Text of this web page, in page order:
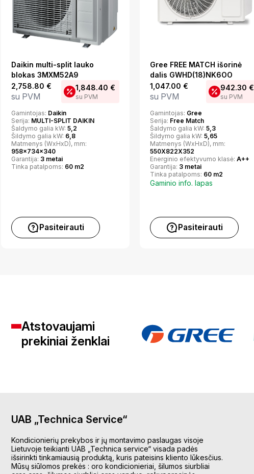
Daikin multi-split lauko
blokas 3MXM52A9
2,758.80 €
su PVM
1,848.40 €
su PVM
Gamintojas: Daikin
Serija: MULTI-SPLIT DAIKIN
Šaldymo galia kW: 5,2
Šildymo galia kW: 6,8
Matmenys (WxHxD), mm:
958x734x340
Garantija: 3 metai
Tinka patalpoms: 60 m2
Pasiteirauti
Gree FREE MATCH išorinė
dalis GWHD(18)NK6OO
1,047.00 €
su PVM
942.30 €
su PVM
Gamintojas: Gree
Serija: Free Match
Šaldymo galia kW: 5,3
Šildymo galia kW: 5,65
Matmenys (WxHxD), mm:
550X822X352
Energinio efektyvumo klasė: A++
Garantija: 3 metai
Tinka patalpoms: 60 m2
Gaminio info. lapas
Pasiteirauti
Atstovaujami
prekiniai ženklai
UAB „Technica Service“
Kondicionierių prekybos ir jų montavimo paslaugas visoje
Lietuvoje teikianti UAB „Technica service“ visada padės
išsirinkti tinkamiausią produktą, kuris pateisins kliento lūkesčius.
Mūsų siūlomos prekės : oro kondicionieriai, šilumos siurbliai